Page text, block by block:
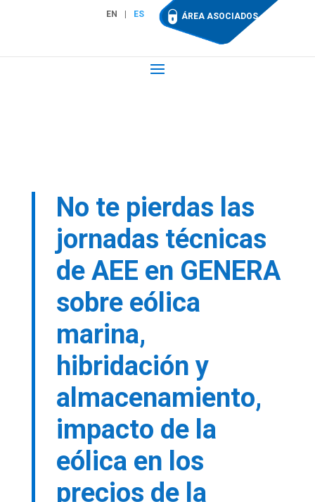
EN ES ÁREA ASOCIADOS
No te pierdas las
jornadas técnicas
de AEE en GENERA
sobre eólica
marina,
hibridación y
almacenamiento,
impacto de la
eólica en los
precios de la